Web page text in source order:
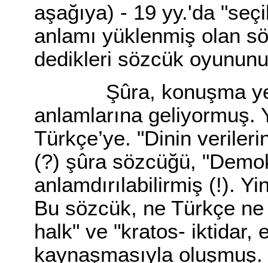
aşağıya) - 19 yy.'da
anlamı yüklenmiş olan
dedikleri sözcük
Şûra, konuşma yeri
anlamlarına geliyormuş.
Türkçe’ye. "Dinin
(?) şûra sözcüğü,
anlamdırılabilirmiş (!).
Bu sözcük, ne Türkçe
halk" ve "kratos- iktidar,
kaynaşmasıyla